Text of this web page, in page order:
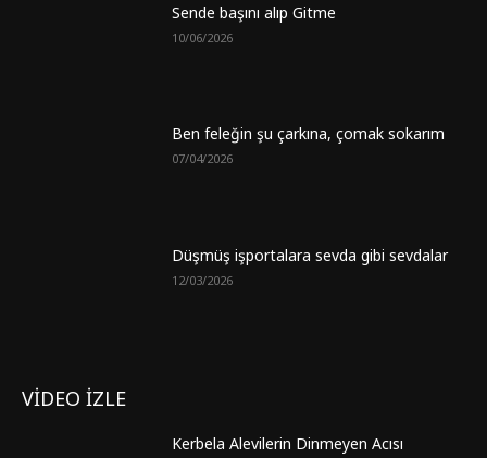
Sende başını alıp Gitme
10/06/2026
Ben feleğin şu çarkına, çomak sokarım
07/04/2026
Düşmüş işportalara sevda gibi sevdalar
12/03/2026
VİDEO İZLE
Kerbela Alevilerin Dinmeyen Acısı